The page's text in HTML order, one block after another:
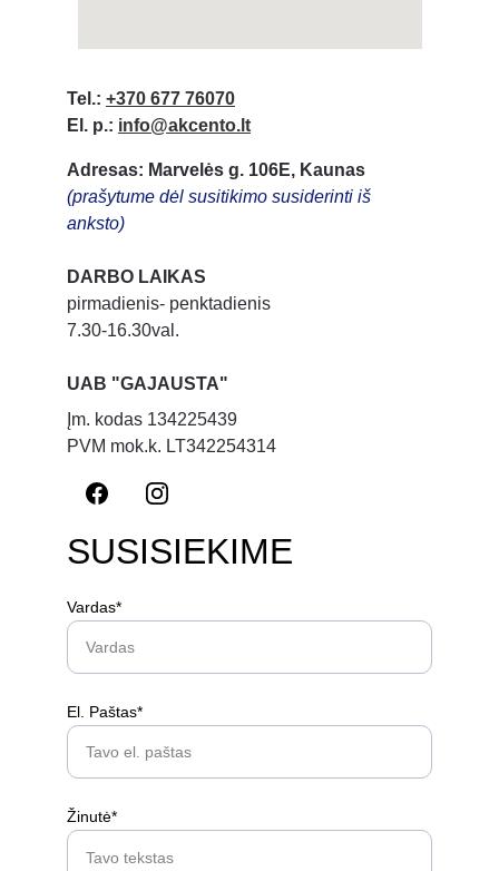
SUSISIEKIME
Adresas: Marvelės g. 106E, Kaunas
(prašytume dėl susitikimo susiderinti iš
anksto)
Tel.: +370 677 76070
El. p.: info@akcento.lt
Vardas*
El. Paštas*
Žinutė*
DARBO LAIKAS
pirmadienis- penktadienis
7.30-16.30val.
UAB "GAJAUSTA"
Įm. kodas 134225439
PVM mok.k. LT342254314